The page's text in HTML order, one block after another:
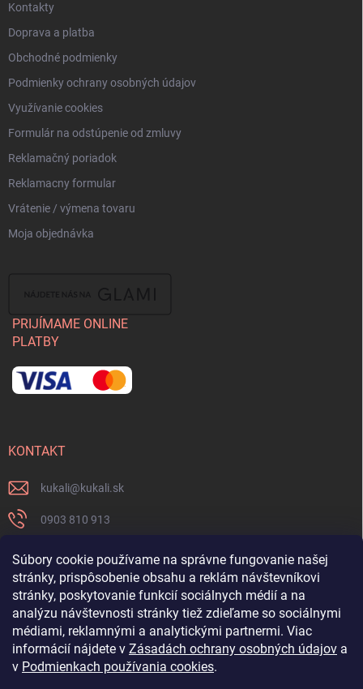
Súbory cookie používame na správne fungovanie našej
stránky, prispôsobenie obsahu a reklám návštevníkovi
stránky, poskytovanie funkcií sociálnych médií a na
analýzu návštevnosti stránky tiež zdieľame so sociálnymi
médiami, reklamnými a analytickými partnermi. Viac
informácií nájdete v Zásadách ochrany osobných údajov a
v Podmienkach používania cookies.
Kontakty
Doprava a platba
Obchodné podmienky
Podmienky ochrany osobných údajov
Využívanie cookies
Formulár na odstúpenie od zmluvy
Reklamačný poriadok
Reklamacny formular
Vrátenie / výmena tovaru
Moja objednávka
PRIJÍMAME ONLINE
PLATBY
KONTAKT
kukali@kukali.sk
0903 810 913
Nenechajte si ujsť novinky a sledujte nás na FB
kukalishop